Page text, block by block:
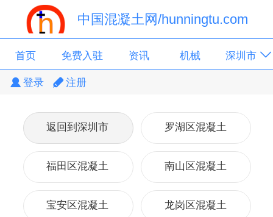
中国混凝土网/hunningtu.com
首页 免费入驻 资讯 机械 深圳市
广东省 搅拌站
登录 注册
返回到深圳市 罗湖区混凝土
福田区混凝土 南山区混凝土
宝安区混凝土 龙岗区混凝土